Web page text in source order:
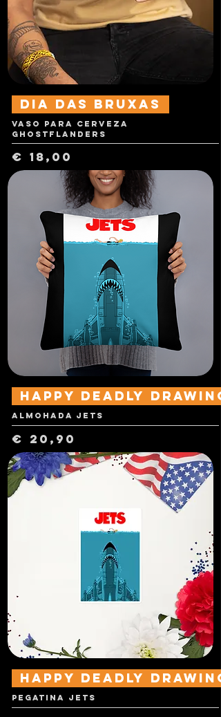
dia das Bruxas
Vaso para cerveza
Ghostflanders
Preço
€ 18,00
Happy Deadly
Almohada Jets
Preço
€ 20,90
Happy Deadly
Pegatina Jets